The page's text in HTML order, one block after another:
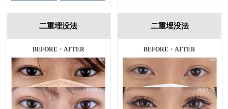
二重埋没法
BEFORE・AFTER
二重埋没法
BEFORE・AFTER